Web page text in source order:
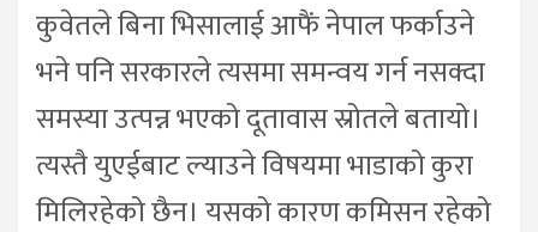
कुवेतले बिना भिसालाई आफैं नेपाल फर्काउने
भने पनि सरकारले त्यसमा समन्वय गर्न नसक्दा
समस्या उत्पन्न भएको दूतावास स्रोतले बतायो।
त्यस्तै युएईबाट ल्याउने विषयमा भाडाको कुरा
मिलिरहेको छैन। यसको कारण कमिसन रहेको